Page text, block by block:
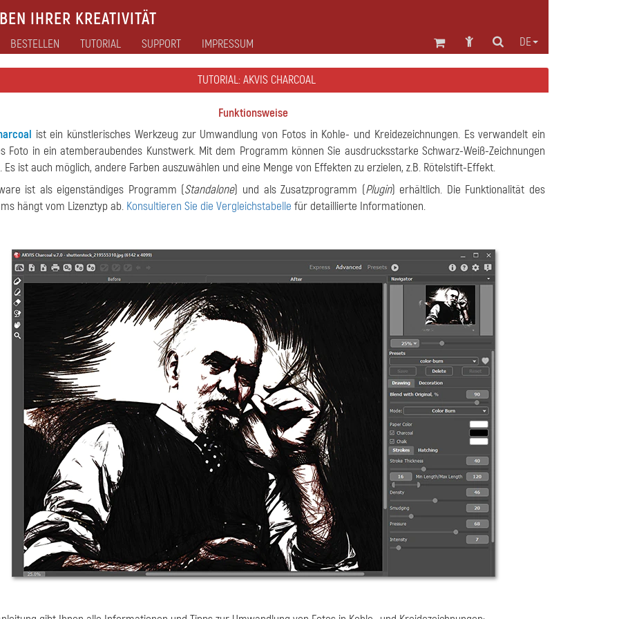
IHRER KREATIVITÄT
DE
BESTELLEN TUTORIAL SUPPORT IMPRESSUM
TUTORIAL: AKVIS CHARCOAL
Funktionsweise
ist ein künstlerisches Werkzeug zur Umwandlung von Fotos in Kohle- und Kreidezeichnungen. Es verwandelt ein
Foto in ein atemberaubendes Kunstwerk. Mit dem Programm können Sie ausdrucksstarke Schwarz-Weiß-Zeichnungen
Es ist auch möglich, andere Farben auszuwählen und eine Menge von Effekten zu erzielen, z.B. Rötelstift-Effekt.
ist als eigenständiges Programm (Standalone) und als Zusatzprogramm (Plugin) erhältlich. Die Funktionalität des
hängt vom Lizenztyp ab. Konsultieren Sie die Vergleichstabelle für detaillierte Informationen.